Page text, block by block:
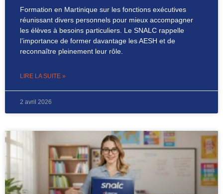
Formation en Martinique sur les fonctions exécutives
réunissant divers personnels pour mieux accompagner
les élèves à besoins particuliers. Le SNALC rappelle
l’importance de former davantage les AESH et de
reconnaître pleinement leur rôle.
LIRE LA SUITE »
2 avril 2026